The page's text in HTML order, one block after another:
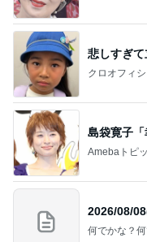
悲しすぎて
クロオフィ
島袋寛子
Amebaトピ
2026/08/
何でかな？